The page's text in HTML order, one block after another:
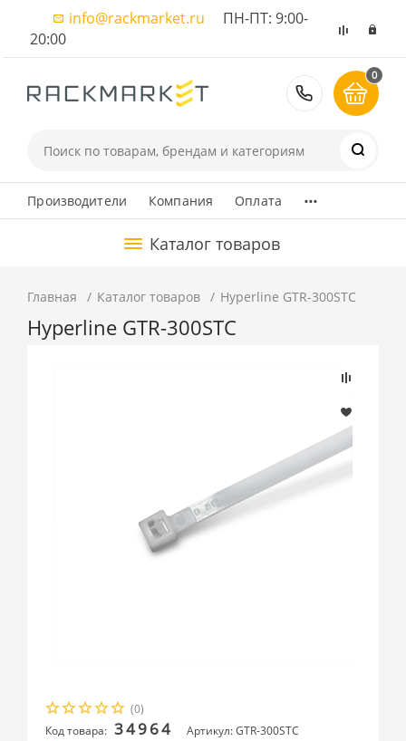
info@rackmarket.ru ПН-ПТ: 9:00-
20:00
8 (495)
0
Производители Компания Оплата ...
Каталог товаров
Главная Каталог товаров Hyperline GTR-300STC
Hyperline GTR-300STC
(0)
Код товара: 34964
Артикул: GTR-300STC